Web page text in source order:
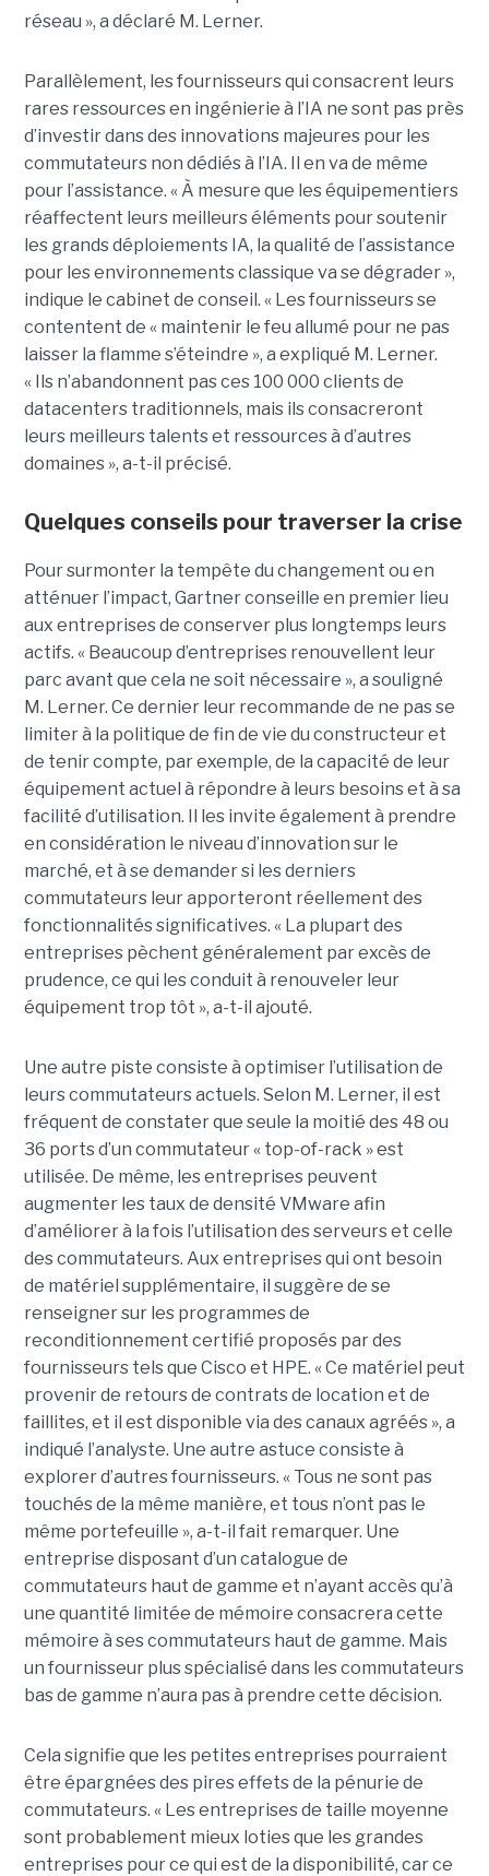
réseau », a déclaré M. Lerner.
Parallèlement, les fournisseurs qui consacrent leurs
rares ressources en ingénierie à l’IA ne sont pas près
d’investir dans des innovations majeures pour les
commutateurs non dédiés à l’IA. Il en va de même
pour l’assistance. « À mesure que les équipementiers
réaffectent leurs meilleurs éléments pour soutenir
les grands déploiements IA, la qualité de l’assistance
pour les environnements classique va se dégrader »,
indique le cabinet de conseil. « Les fournisseurs se
contentent de « maintenir le feu allumé pour ne pas
laisser la flamme s’éteindre », a expliqué M. Lerner.
« Ils n’abandonnent pas ces 100 000 clients de
datacenters traditionnels, mais ils consacreront
leurs meilleurs talents et ressources à d’autres
domaines », a-t-il précisé.
Quelques conseils pour traverser la crise
Pour surmonter la tempête du changement ou en
atténuer l’impact, Gartner conseille en premier lieu
aux entreprises de conserver plus longtemps leurs
actifs. « Beaucoup d’entreprises renouvellent leur
parc avant que cela ne soit nécessaire », a souligné
M. Lerner. Ce dernier leur recommande de ne pas se
limiter à la politique de fin de vie du constructeur et
de tenir compte, par exemple, de la capacité de leur
équipement actuel à répondre à leurs besoins et à sa
facilité d’utilisation. Il les invite également à prendre
en considération le niveau d’innovation sur le
marché, et à se demander si les derniers
commutateurs leur apporteront réellement des
fonctionnalités significatives. « La plupart des
entreprises pèchent généralement par excès de
prudence, ce qui les conduit à renouveler leur
équipement trop tôt », a-t-il ajouté.
Une autre piste consiste à optimiser l’utilisation de
leurs commutateurs actuels. Selon M. Lerner, il est
fréquent de constater que seule la moitié des 48 ou
36 ports d’un commutateur « top-of-rack » est
utilisée. De même, les entreprises peuvent
augmenter les taux de densité VMware afin
d’améliorer à la fois l’utilisation des serveurs et celle
des commutateurs. Aux entreprises qui ont besoin
de matériel supplémentaire, il suggère de se
renseigner sur les programmes de
reconditionnement certifié proposés par des
fournisseurs tels que Cisco et HPE. « Ce matériel peut
provenir de retours de contrats de location et de
faillites, et il est disponible via des canaux agréés », a
indiqué l’analyste. Une autre astuce consiste à
explorer d’autres fournisseurs. « Tous ne sont pas
touchés de la même manière, et tous n’ont pas le
même portefeuille », a-t-il fait remarquer. Une
entreprise disposant d’un catalogue de
commutateurs haut de gamme et n’ayant accès qu’à
une quantité limitée de mémoire consacrera cette
mémoire à ses commutateurs haut de gamme. Mais
un fournisseur plus spécialisé dans les commutateurs
bas de gamme n’aura pas à prendre cette décision.
Cela signifie que les petites entreprises pourraient
être épargnées des pires effets de la pénurie de
commutateurs. « Les entreprises de taille moyenne
sont probablement mieux loties que les grandes
entreprises pour ce qui est de la disponibilité, car ce